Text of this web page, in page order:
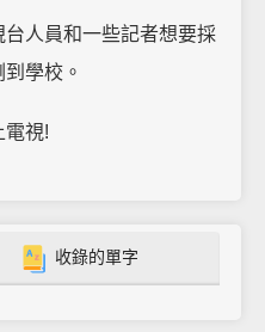
人員和一些記者想要採
學校。
電視!
收錄的單字